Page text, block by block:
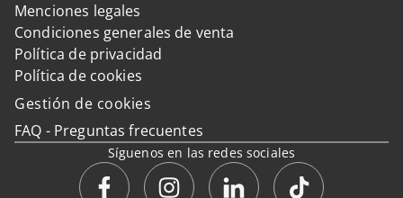
Menciones legales
Condiciones generales de venta
Política de privacidad
Política de cookies
Gestión de cookies
FAQ - Preguntas frecuentes
Síguenos en las redes sociales